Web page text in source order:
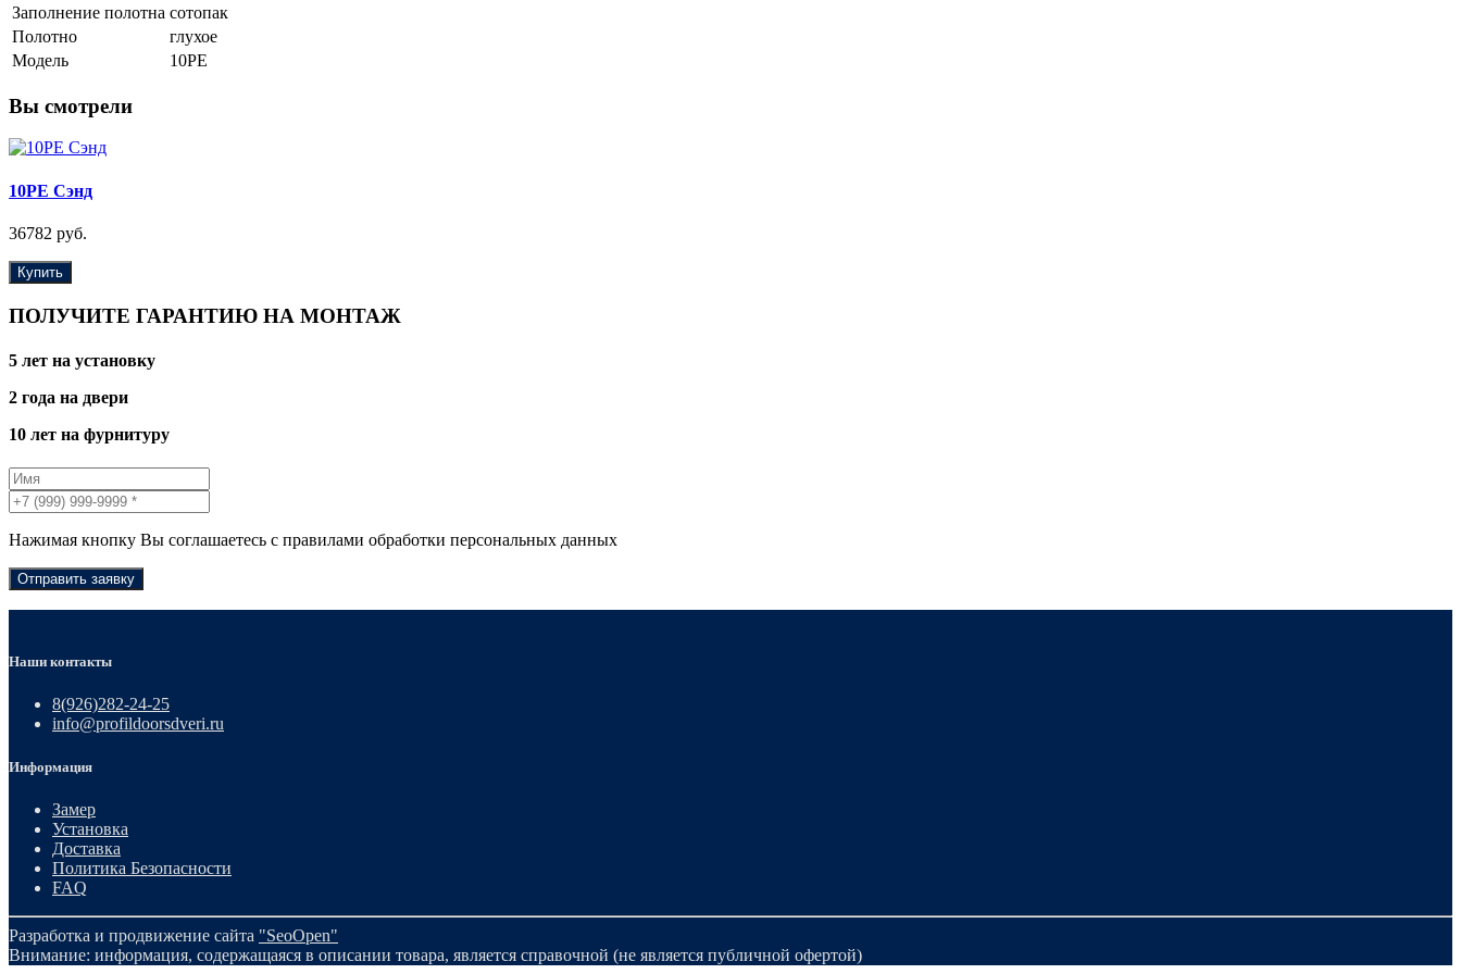
Заполнение полотна сотопак
Полотно
глухое
Модель
10PE
Вы смотрели
10PE Сэнд
36782 руб.
Купить
ПОЛУЧИТЕ ГАРАНТИЮ НА МОНТАЖ
5 лет на установку
2 года на двери
10 лет на фурнитуру
Нажимая кнопку Вы соглашаетесь с правилами обработки персональных данных
Отправить заявку
Наши контакты
8(926)282-24-25
info@profildoorsdveri.ru
Информация
Замер
Установка
Доставка
Политика Безопасности
FAQ
Разработка и продвижение сайта "SeoOpen"
Внимание: информация, содержащаяся в описании товара, является справочной (не является публичной офертой)